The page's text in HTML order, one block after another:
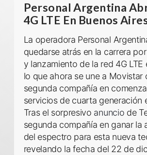
Personal Argentina
4G LTE En Buenos
La operadora Personal
quedarse atrás en la carrera
y lanzamiento de la red 4G LTE
lo que ahora se une a Movistar
segunda compañía en
servicios de cuarta generación
Tras el sorpresivo anuncio de
segunda compañía en ganar la
del espectro para esta nueva
revelando la fecha del 22 de